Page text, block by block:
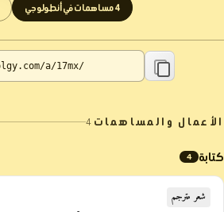
4 مساهمات في أنطولوجي
الأعمال والمساهمات 4
كتابة 4
شعر مترجم